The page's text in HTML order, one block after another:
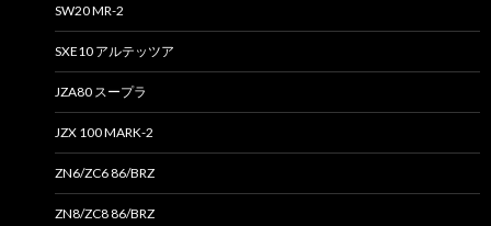
SW20 MR-2
SXE10 アルテッツア
JZA80 スープラ
JZX 100 MARK-2
ZN6/ZC6 86/BRZ
ZN8/ZC8 86/BRZ